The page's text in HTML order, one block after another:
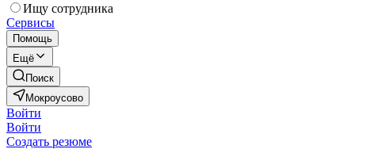
Ищу сотрудника
Сервисы
Помощь
Ещё
Поиск
Мокроусово
Войти
Войти
Создать резюме